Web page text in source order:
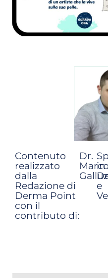
Contenuto
realizzato
dalla
Redazione di
Derma Point
con il
contributo di:
Dr.
Marco
in
e